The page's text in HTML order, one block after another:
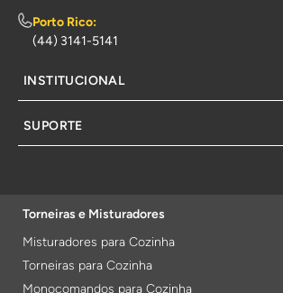
Porto Rico:
(44) 3141-5141
INSTITUCIONAL
SUPORTE
Torneiras e Misturadores
Misturadores para Cozinha
Torneiras para Cozinha
Monocomandos para Cozinha